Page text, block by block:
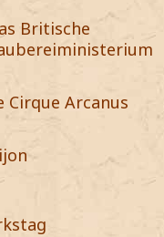
Britische
Cirque Arcanus